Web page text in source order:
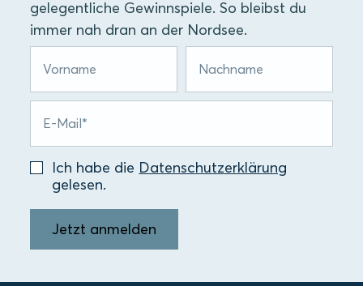
gelegentliche Gewinnspiele. So bleibst du
immer nah dran an der Nordsee.
Ich habe die Datenschutzerklärung
gelesen.
Jetzt anmelden